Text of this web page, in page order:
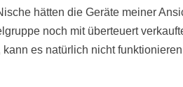
hätten die Geräte meiner
noch mit überteuert
kann es natürlich nicht